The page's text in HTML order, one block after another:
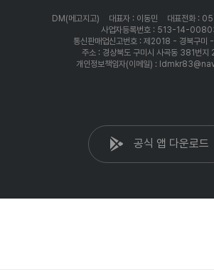
DM(메고지고) 대표자 : 이동민
대표전화 :
사업자등록번호 : 513-14-
통신판매업신고번호 : 제2018 - 경북구
주소 : 경상북도 구미시 사곡동 381번지
개인정보책임자(이메일) :
공식 앱 다운로드